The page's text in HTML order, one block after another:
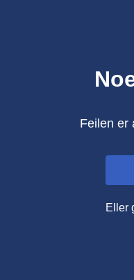
Feilen er
Eller